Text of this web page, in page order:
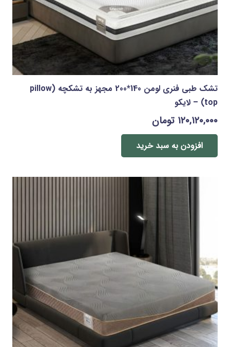
تشک طبی فنری لومن 140*200 مجهز به تشکچه (pillow
top) – لایکو
۱۲۰,۱۲۰,۰۰۰ تومان
افزودن به سبد خرید